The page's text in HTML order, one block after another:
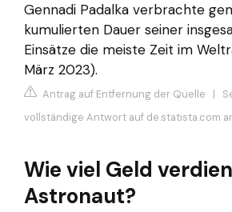
Gennadi Padalka verbrachte
kumulierten Dauer seiner
Einsätze die meiste Zeit im
März 2023).
Antrag auf Entfernung der Quelle |
vollständige Antwort auf de.statista.com
Wie viel Geld
Astronaut?